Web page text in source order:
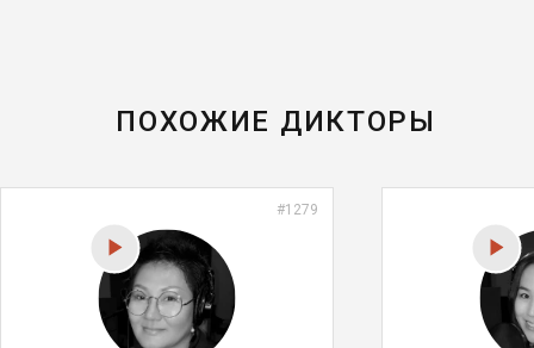
ПОХОЖИЕ ДИКТОРЫ
#1279